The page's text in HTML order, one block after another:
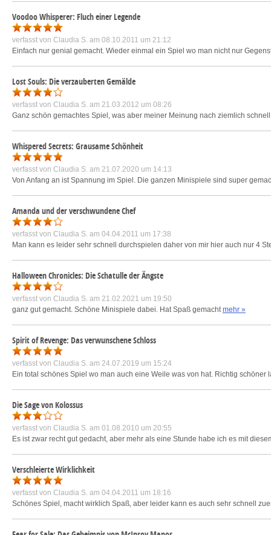
Voodoo Whisperer: Fluch einer Legende
verfasst von Claudia S. am 08.10.2011 um 21:12
Einfach nur genial gemacht. Wieder einmal ein Spiel wo man nicht nur
Lost Souls: Die verzauberten Gemälde
verfasst von Claudia S. am 21.03.2012 um 08:26
Ganz schön gemachtes Spiel, was aber meiner Meinung nach ziemlich
Whispered Secrets: Grausame Schönheit
verfasst von Claudia S. am 21.07.2020 um 14:13
Von Anfang an ist Spannung im Spiel. Die ganzen Minispiele sind super
Amanda und der verschwundene Chef
verfasst von Claudia S. am 04.04.2011 um 17:38
Man kann es leider sehr schnell durchspielen daher von mir hier auch nur 4
Halloween Chronicles: Die Schatulle der Ängste
verfasst von Claudia S. am 21.02.2021 um 19:50
ganz gut gemacht. Schöne Minispiele dabei. Hat Spaß gemachtmehr »
Spirit of Revenge: Das verwunschene Schloss
verfasst von Claudia S. am 24.07.2019 um 15:24
Ein total schönes Spiel wo man auch eine Weile was von hat. Richtig
Die Sage von Kolossus
verfasst von Claudia S. am 01.08.2010 um 20:55
Es ist zwar recht gut gedacht, aber mehr als eine Stunde habe ich es mit
Verschleierte Wirklichkeit
verfasst von Claudia S. am 04.04.2011 um 18:16
Schönes Spiel, macht wirklich Spaß, aber leider kann es auch sehr schnell